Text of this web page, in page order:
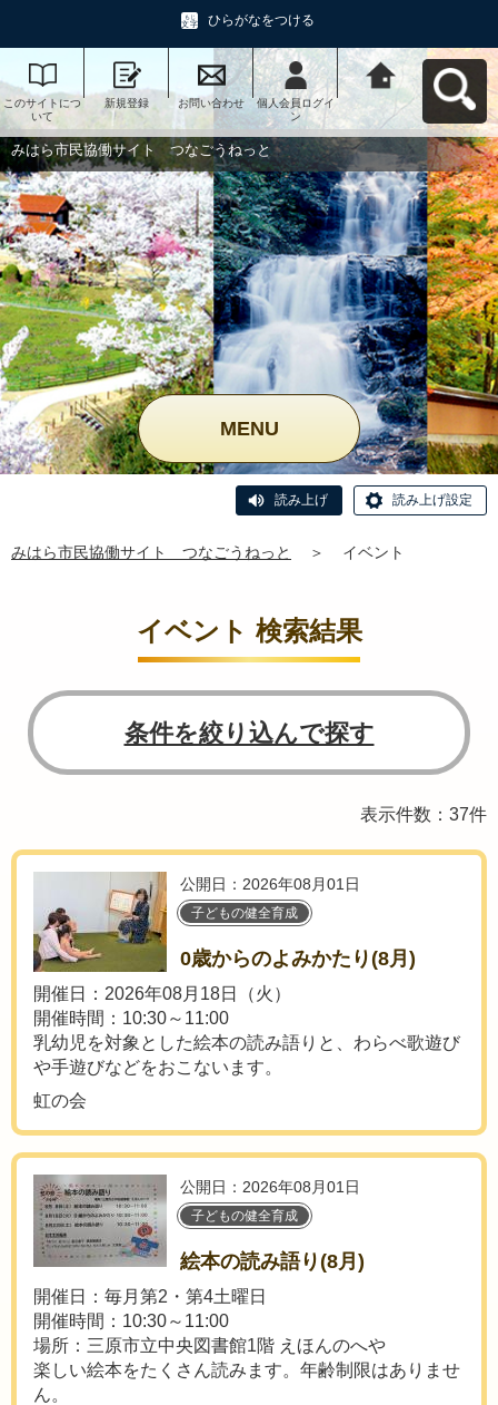
ひらがなをつける
このサイトにつ
いて
新規登録 お問い合わせ
個人会員ログイ
ン
みはら市民協働
サイト つなご
うねっとへ戻る
みはら市民協働サイト つなごうねっと
MENU
読み上げ 読み上げ設定
みはら市民協働サイト つなごうねっと ＞ イベント
イベント 検索結果
条件を絞り込んで探す
表示件数：37件
公開日：2026年08月01日
子どもの健全育成
0歳からのよみかたり(8月)
開催日：2026年08月18日（火）
開催時間：10:30～11:00
乳幼児を対象とした絵本の読み語りと、わらべ歌遊び
や手遊びなどをおこないます。
虹の会
公開日：2026年08月01日
子どもの健全育成
絵本の読み語り(8月)
開催日：毎月第2・第4土曜日
開催時間：10:30～11:00
場所：三原市立中央図書館1階 えほんのへや
楽しい絵本をたくさん読みます。年齢制限はありませ
ん。